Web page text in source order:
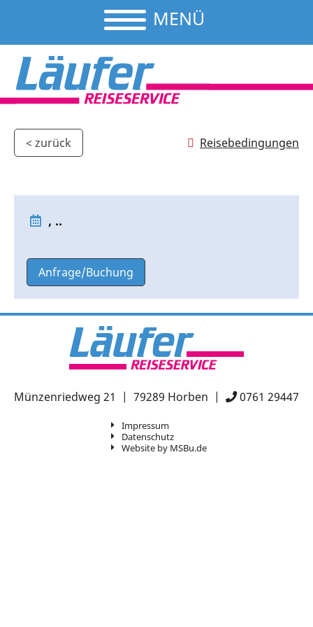
MENÜ
< zurück Reisebedingungen
, ..
Anfrage/Buchung
Münzenriedweg 21 | 79289 Horben | 0761 29447
Impressum
Datenschutz
Website by MSBu.de